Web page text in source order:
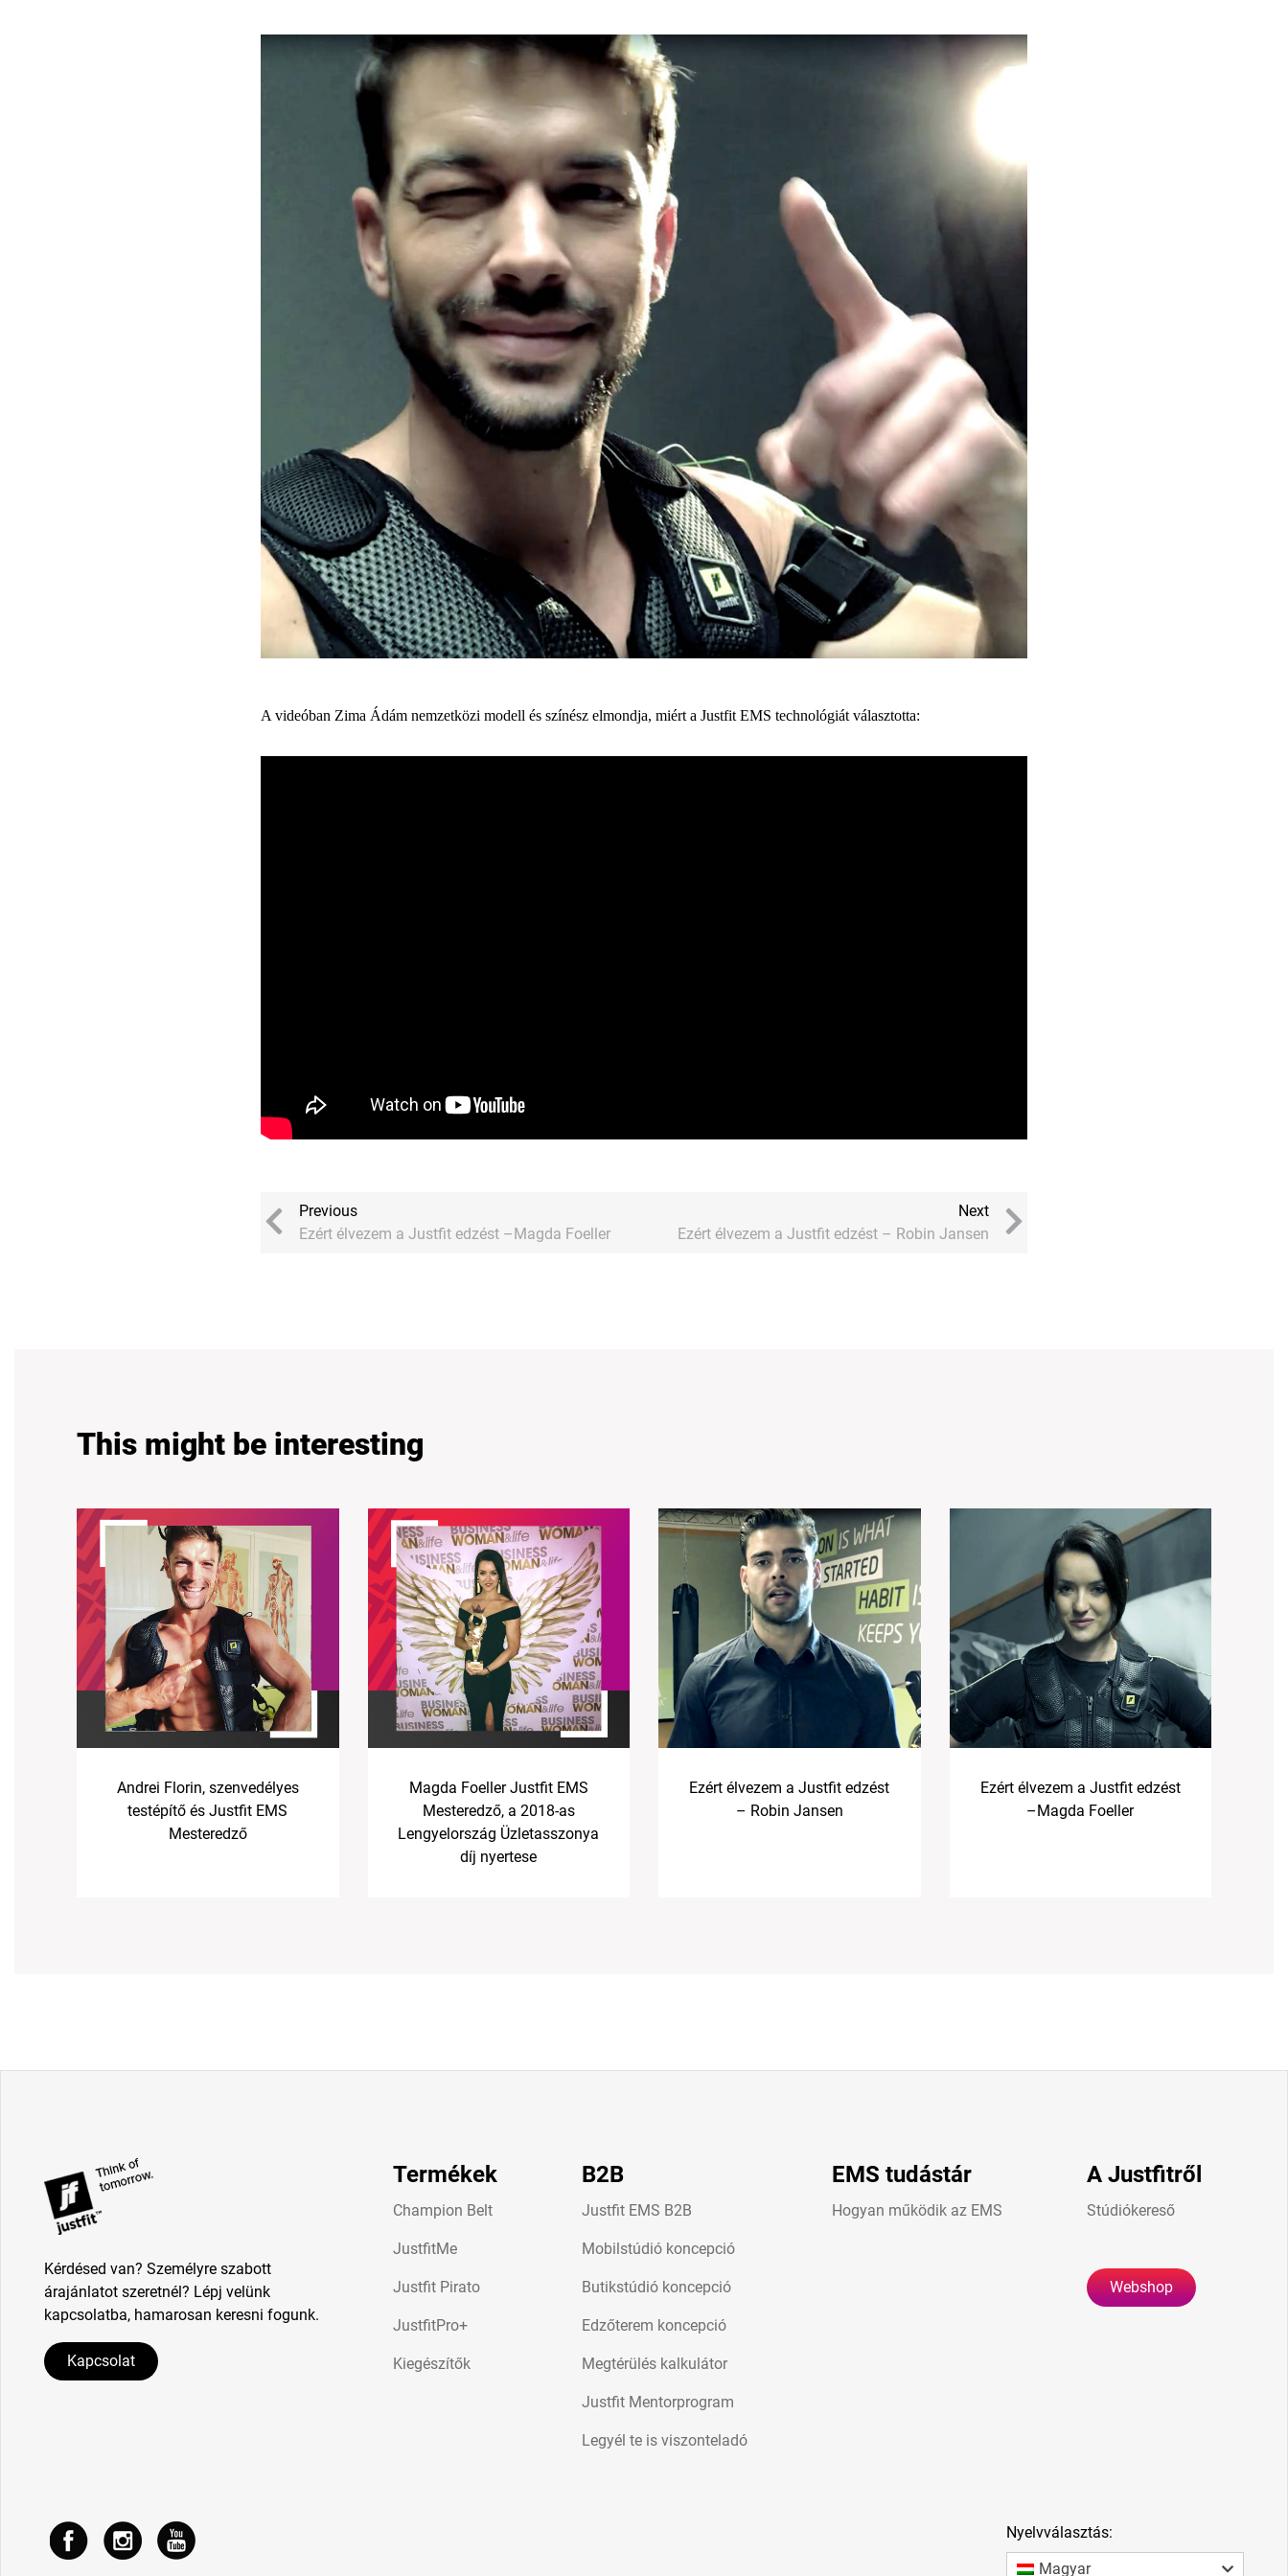
A videóban Zima Ádám nemzetközi modell és színész elmondja, miért a Justfit EMS technológiát választotta:
Previous
Ezért élvezem a Justfit edzést –Magda Foeller
Next
Ezért élvezem a Justfit edzést – Robin Jansen
This might be interesting
Andrei Florin, szenvedélyes
testépítő és Justfit EMS
Mesteredző
Magda Foeller Justfit EMS
Mesteredző, a 2018-as
Lengyelország Üzletasszonya
díj nyertese
Ezért élvezem a Justfit edzést
– Robin Jansen
Ezért élvezem a Justfit edzést
–Magda Foeller
Kérdésed van? Személyre szabott
árajánlatot szeretnél? Lépj velünk
kapcsolatba, hamarosan keresni fogunk.
Kapcsolat
Termékek
Champion Belt
JustfitMe
Justfit Pirato
JustfitPro+
Kiegészítők
B2B
Justfit EMS B2B
Mobilstúdió koncepció
Butikstúdió koncepció
Edzőterem koncepció
Megtérülés kalkulátor
Justfit Mentorprogram
Legyél te is viszonteladó
EMS tudástár
Hogyan működik az EMS
A Justfitről
Stúdiókereső
Webshop
Nyelvválasztás:
Magyar